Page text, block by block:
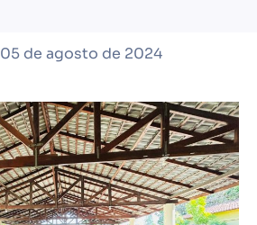
05 de agosto de 2024